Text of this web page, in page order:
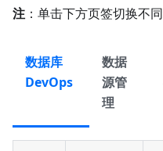
注 ：单击下方页签切换不
数据库
DevOps
数据
源管
理